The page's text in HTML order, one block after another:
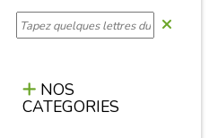
NOS
CATEGORIES